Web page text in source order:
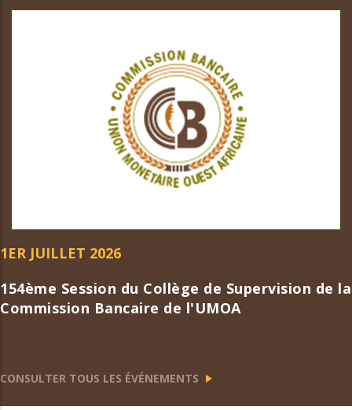
1ER JUILLET 2026
154ème Session du Collège de Supervision de la
Commission Bancaire de l'UMOA
CONSULTER TOUS LES ÉVÉNEMENTS